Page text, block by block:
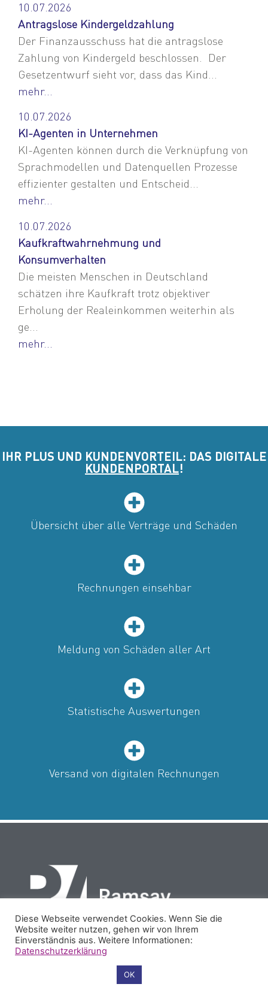
10.07.2026
Antragslose Kindergeldzahlung
Der Finanzausschuss hat die antragslose
Zahlung von Kindergeld beschlossen. Der
Gesetzentwurf sieht vor, dass das Kind...
mehr...
10.07.2026
KI-Agenten in Unternehmen
KI-Agenten können durch die Verknüpfung von
Sprachmodellen und Datenquellen Prozesse
effizienter gestalten und Entscheid...
mehr...
10.07.2026
Kaufkraftwahrnehmung und
Konsumverhalten
Die meisten Menschen in Deutschland
schätzen ihre Kaufkraft trotz objektiver
Erholung der Realeinkommen weiterhin als
ge...
mehr...
IHR PLUS UND KUNDENVORTEIL: DAS DIGITALE
KUNDENPORTAL!
Übersicht über alle Verträge und Schäden
Rechnungen einsehbar
Meldung von Schäden aller Art
Statistische Auswertungen
Versand von digitalen Rechnungen
PARTNER REFERENZEN
DATENSCHUTZ
Diese Webseite verwendet Cookies. Wenn Sie die
Website weiter nutzen, gehen wir von Ihrem
Einverständnis aus. Weitere Informationen:
Datenschutzerklärung
OK